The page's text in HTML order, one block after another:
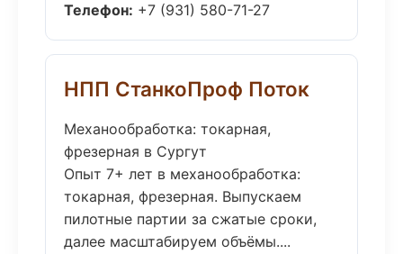
Телефон: +7 (931) 580-71-27
НПП СтанкоПроф Поток
Механообработка: токарная,
фрезерная в Сургут
Опыт 7+ лет в механообработка:
токарная, фрезерная. Выпускаем
пилотные партии за сжатые сроки,
далее масштабируем объёмы....